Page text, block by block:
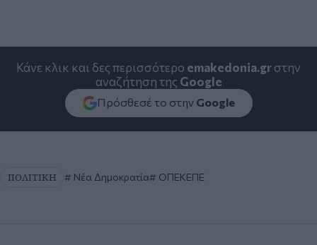
Κάνε κλικ και δες περισσότερο emakedonia.grστην
αναζήτηση της Google
Πρόσθεσέ το στην Google
ΠΟΛΙΤΙΚΗ Νέα Δημοκρατία ΟΠΕΚΕΠΕ